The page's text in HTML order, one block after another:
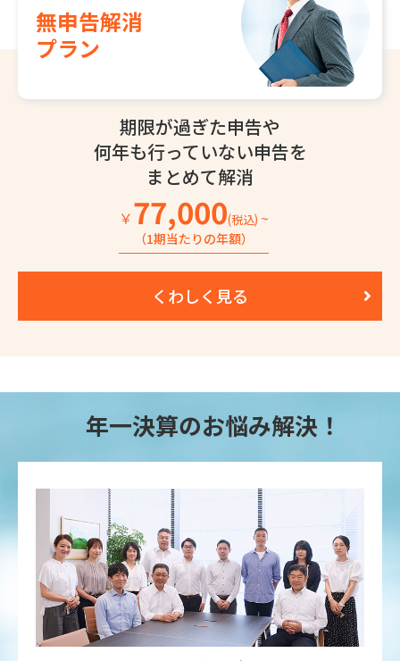
無申告解消
プラン
期限が過ぎた申告や
何年も行っていない申告を
まとめて解消
￥77,000(税込) ~
（1期当たりの年額）
くわしく見る
年一決算のお悩み解決！